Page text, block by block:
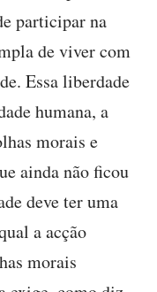
participar na
de viver com
Essa liberdade
humana, a
morais e
ainda não ficou
deve ter uma
a acção
morais